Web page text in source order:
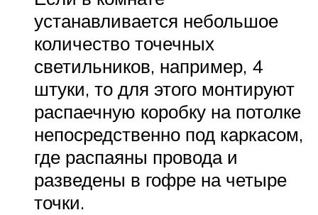
устанавливается небольшое
количество точечных
светильников, например, 4
штуки, то для этого монтируют
распаечную коробку на потолке
непосредственно под каркасом,
где распаяны провода и
разведены в гофре на четыре
точки.